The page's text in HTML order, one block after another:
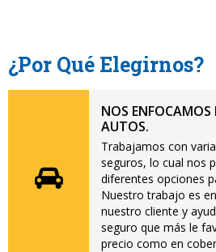
¿Por Qué Elegirnos?
NOS ENFOCAMOS
AUTOS.
Trabajamos con
seguros, lo cual nos
diferentes opciones
Nuestro trabajo es
nuestro cliente y
seguro que más le
precio como en